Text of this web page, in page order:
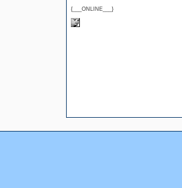
{___ONLINE___}